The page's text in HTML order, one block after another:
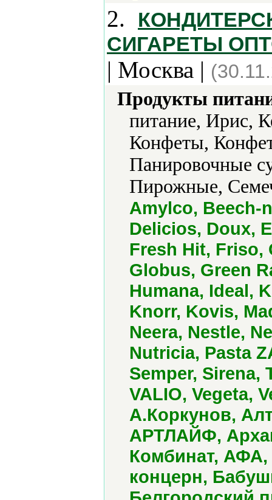
2.
СИГАРЕТЫ
| Москва |
Продукты
питание, Ирис,
Конфеты,
Панировочные
Пирожные,
Amylco, Beech-
Delicios, Doux,
Fresh Hit, Friso,
Globus, Green
Humana, Ideal,
Knorr, Kovis,
Neera, Nestle,
Nutricia, Pasta
Semper, Sirena,
VALIO, Vegeta,
А.Коркунов,
АРТЛАЙФ,
Комбинат, АФА,
концерн,